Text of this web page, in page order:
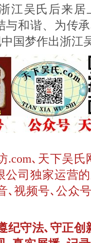
江吴氏后来
与和谐、为传
国梦作出浙江
.com､天下吴
公司独家运营
､视频号､公众
纪守法､守正创